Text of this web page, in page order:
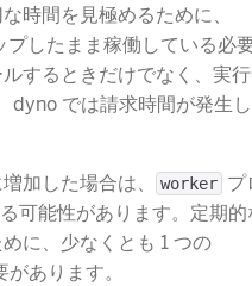
時間を見極めるために、
プしたまま稼働している必
するときだけでなく、実
dyno では請求時間が発生
加した場合は、
worker
可能性があります。定期的
に、少なくとも 1 つの
あります。